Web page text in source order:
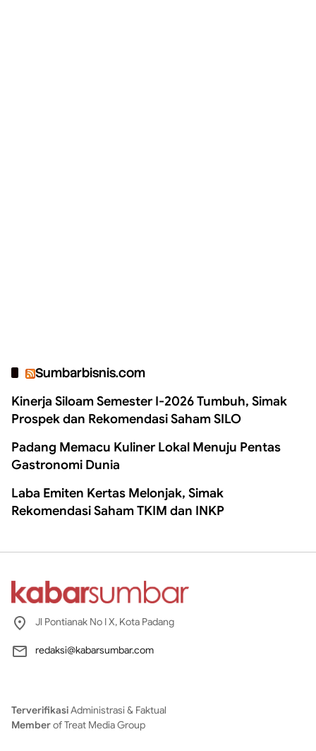
Sumbarbisnis.com
Kinerja Siloam Semester I-2026 Tumbuh, Simak
Prospek dan Rekomendasi Saham SILO
Padang Memacu Kuliner Lokal Menuju Pentas
Gastronomi Dunia
Laba Emiten Kertas Melonjak, Simak
Rekomendasi Saham TKIM dan INKP
Jl Pontianak No I X, Kota Padang
redaksi@kabarsumbar.com
TerverifikasiAdministrasi & Faktual
Memberof Treat Media Group